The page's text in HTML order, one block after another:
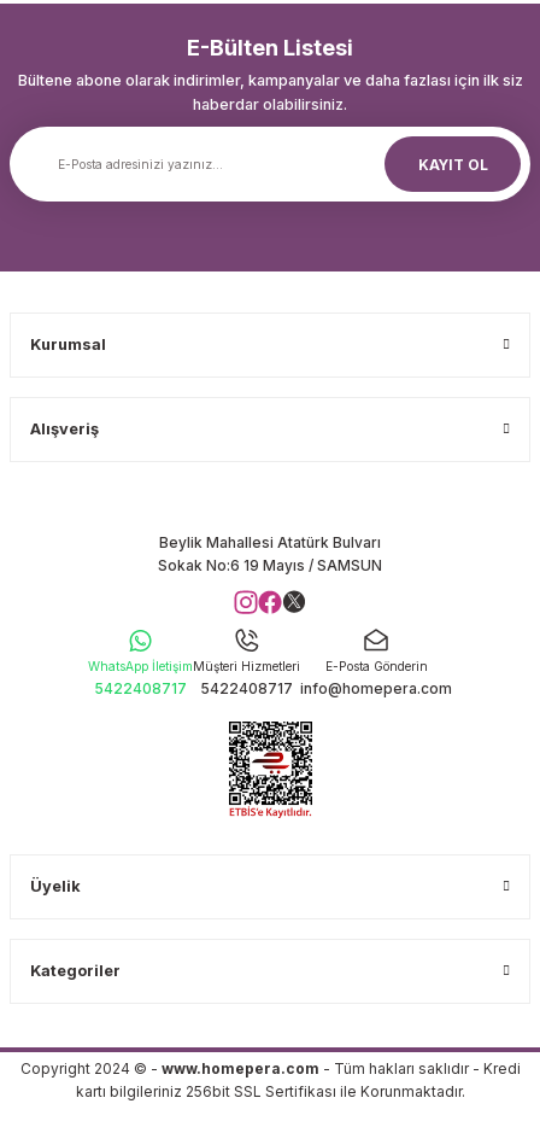
E-Bülten Listesi
Bültene abone olarak indirimler, kampanyalar ve daha fazlası için ilk siz
haberdar olabilirsiniz.
KAYIT OL
Kurumsal
Alışveriş
Beylik Mahallesi Atatürk Bulvarı
Sokak No:6 19 Mayıs / SAMSUN
WhatsApp İletişim
5422408717
Müşteri Hizmetleri
5422408717
E-Posta Gönderin
info@homepera.com
Üyelik
Kategoriler
Copyright 2024 © - www.homepera.com - Tüm hakları saklıdır - Kredi
kartı bilgileriniz 256bit SSL Sertifikası ile Korunmaktadır.